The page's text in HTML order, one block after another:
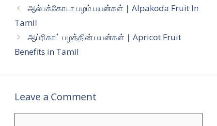
ஆல்பக்கோடா பழம் பயன்கள் | Alpakoda Fruit In
Tamil
ஆப்ரிகாட் பழத்தின் பயன்கள் | Apricot Fruit
Benefits in Tamil
Leave a Comment